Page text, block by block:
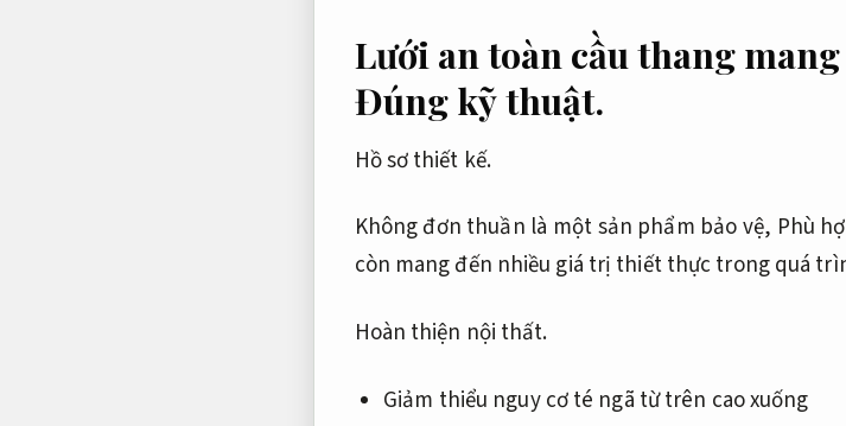
Lưới an toàn cầu thang
Đúng kỹ thuật.
Hồ sơ thiết kế.
Không đơn thuần là một sản phẩm bảo vệ, Phù
còn mang đến nhiều giá trị thiết thực trong quá
Hoàn thiện nội thất.
Giảm thiểu nguy cơ té ngã từ trên cao xuống